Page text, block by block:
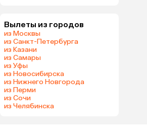
Вылеты из городов
из Москвы
из Санкт-Петербурга
из Казани
из Самары
из Уфы
из Новосибирска
из Нижнего Новгорода
из Перми
из Сочи
из Челябинска